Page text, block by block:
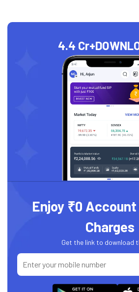
4.4 Cr+
Enjoy ₹0 Account
Charges
Get the link to download